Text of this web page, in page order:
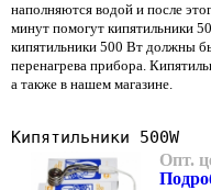
наполняются водой и после
минут помогут кипятильники
кипятильники 500 Вт должны
перенагрева прибора.
а также в нашем магазине.
Кипятильники 500W
Опт.